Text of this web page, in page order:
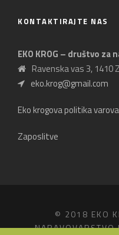
KONTAKTIRAJTE NAS
EKO KROG – društvo
Ravenska vas 3, 1410
eko.krog@gmail.com
Eko krogova politika
Zaposlitve
© 2018 EKO
NARAVOVARSTVO